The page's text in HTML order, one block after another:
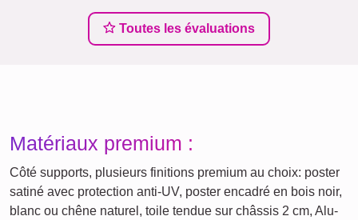
Toutes les évaluations
Matériaux premium :
Côté supports, plusieurs finitions premium au choix: poster
satiné avec protection anti-UV, poster encadré en bois noir,
blanc ou chêne naturel, toile tendue sur châssis 2 cm, Alu-